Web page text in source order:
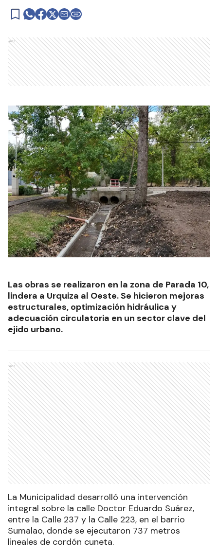
Ads
Las obras se realizaron en la zona de Parada 10,
lindera a Urquiza al Oeste. Se hicieron mejoras
estructurales, optimización hidráulica y
adecuación circulatoria en un sector clave del
ejido urbano.
Ads
La Municipalidad desarrolló una intervención
integral sobre la calle Doctor Eduardo Suárez,
entre la Calle 237 y la Calle 223, en el barrio
Sumalao, donde se ejecutaron 737 metros
lineales de cordón cuneta.